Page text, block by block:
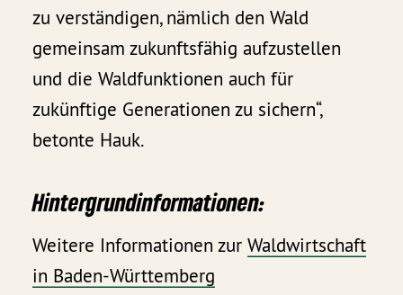
zu verständigen, nämlich den Wald
gemeinsam zukunftsfähig aufzustellen
und die Waldfunktionen auch für
zukünftige Generationen zu sichern“,
betonte Hauk.
Hintergrundinformationen:
Weitere Informationen zurWaldwirtschaft
in Baden-Württemberg